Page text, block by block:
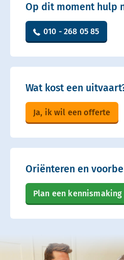
Op dit moment hulp
010 - 268 05 85
Wat kost een
Ja, ik wil een offerte
Oriënteren en
Plan een kennismaking